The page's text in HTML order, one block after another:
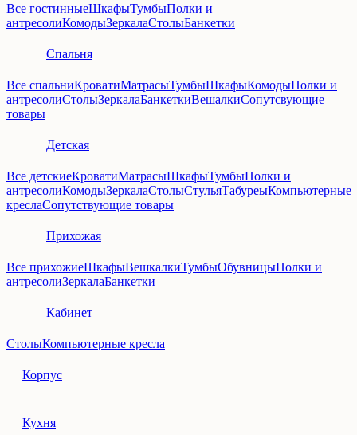
Все гостинныеШкафыТумбыПолки и
антресолиКомодыЗеркалаСтолыБанкетки
Спальня
Все спальниКроватиМатрасыТумбыШкафыКомодыПолки и
антресолиСтолыЗеркалаБанкеткиВешалкиСопутсвующие
товары
Детская
Все детскиеКроватиМатрасыШкафыТумбыПолки и
антресолиКомодыЗеркалаСтолыСтульяТабуреыКомпьютерные
креслаСопутствующие товары
Прихожая
Все прихожиеШкафыВешкалкиТумбыОбувницыПолки и
антресолиЗеркалаБанкетки
Кабинет
СтолыКомпьютерные кресла
Корпус
Кухня